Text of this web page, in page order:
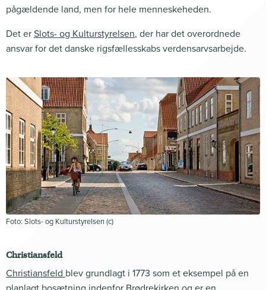
pågældende land, men for hele menneskeheden.
Det er Slots- og Kulturstyrelsen, der har det overordnede
ansvar for det danske rigsfællesskabs verdensarvsarbejde.
Foto: Slots- og Kulturstyrelsen (c)
Christiansfeld
Christiansfeld blev grundlagt i 1773 som et eksempel på en